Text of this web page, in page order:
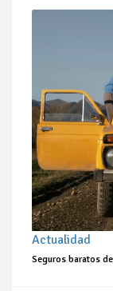
Actualidad
Seguros baratos